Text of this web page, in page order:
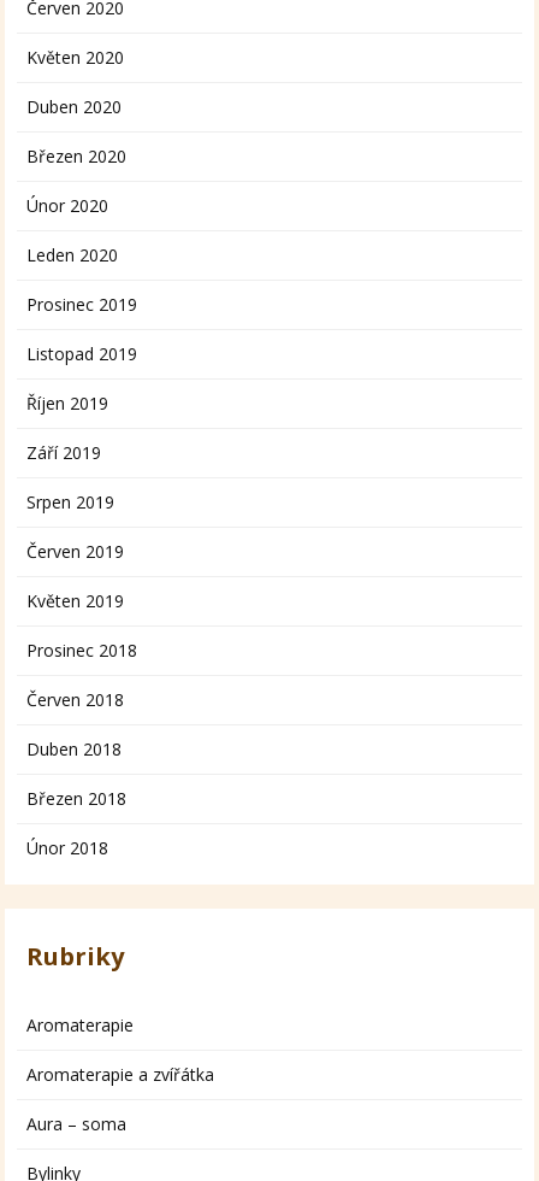
Červen 2020
Květen 2020
Duben 2020
Březen 2020
Únor 2020
Leden 2020
Prosinec 2019
Listopad 2019
Říjen 2019
Září 2019
Srpen 2019
Červen 2019
Květen 2019
Prosinec 2018
Červen 2018
Duben 2018
Březen 2018
Únor 2018
Rubriky
Aromaterapie
Aromaterapie a zvířátka
Aura – soma
Bylinky